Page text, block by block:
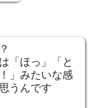
「ほっ」「と
」みたいな感
うんです